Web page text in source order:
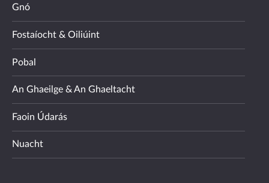
Gnó
Fostaíocht & Oiliúint
Pobal
An Ghaeilge & An Ghaeltacht
Faoin Údarás
Nuacht